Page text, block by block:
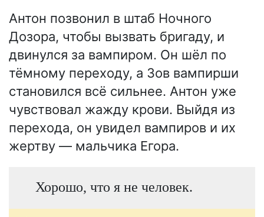
Антон позвонил в штаб Ночного
Дозора, чтобы вызвать бригаду, и
двинулся за вампиром. Он шёл по
тёмному переходу, а Зов вампирши
становился всё сильнее. Антон уже
чувствовал жажду крови. Выйдя из
перехода, он увидел вампиров и их
жертву — мальчика Егора.
Хорошо, что я не человек.